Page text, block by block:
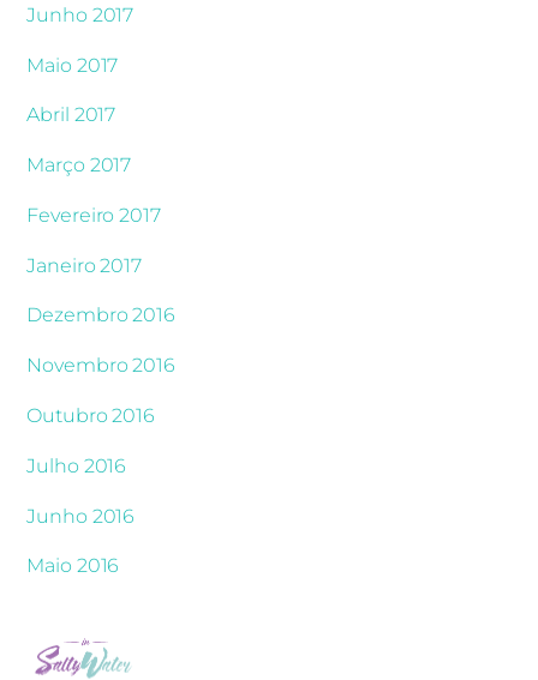
Junho 2017
Maio 2017
Abril 2017
Março 2017
Fevereiro 2017
Janeiro 2017
Dezembro 2016
Novembro 2016
Outubro 2016
Julho 2016
Junho 2016
Maio 2016